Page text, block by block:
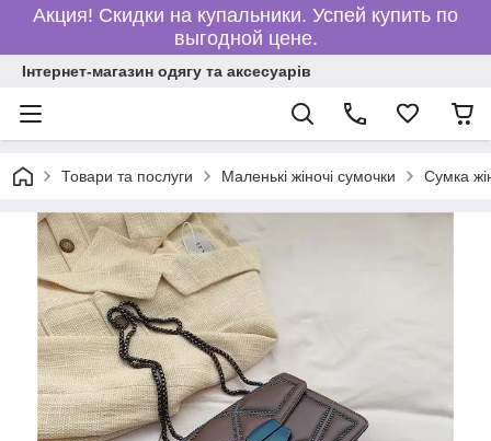
Акция! Скидки на купальники. Успей купить по
выгодной цене.
Інтернет-магазин одягу та аксесуарів
Товари та послуги Маленькі жіночі сумочки Сумка